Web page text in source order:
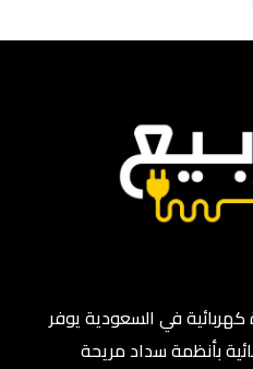
كهربائية في السعودية يوفر
بأنظمة سداد مريحة